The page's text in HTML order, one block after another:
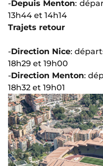
-Depuis Menton:
13h44 et 14h14
Trajets retour
-Direction Nice:
18h29 et 19h00
-Direction Menton:
18h32 et 19h01